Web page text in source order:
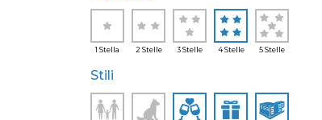
1 Stella 2 Stelle 3 Stelle 4 Stelle 5 Stelle
Stili